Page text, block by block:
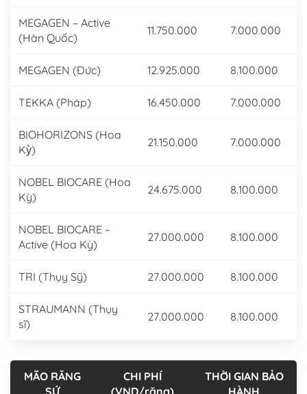
MEGAGEN – Active
(Hàn Quốc)
11.750.000 7.000.000
MEGAGEN (Đức) 12.925.000 8.100.000
TEKKA (Pháp) 16.450.000 7.000.000
BIOHORIZONS (Hoa
Kỳ)
21.150.000 7.000.000
NOBEL BIOCARE (Hoa
Kỳ)
24.675.000 8.100.000
NOBEL BIOCARE –
Active (Hoa Kỳ)
27.000.000 8.100.000
TRI (Thụy Sỹ) 27.000.000 8.100.000
STRAUMANN (Thụy
sĩ)
27.000.000 8.100.000
MÃO RĂNG
CHI PHÍ
THỜI GIAN BẢO